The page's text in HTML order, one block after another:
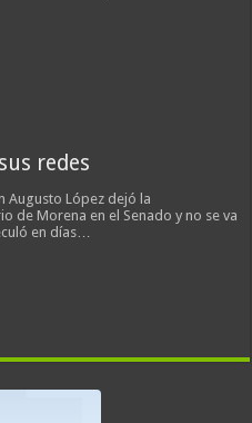
redes
Augusto López dejó la
de Morena en el Senado y no se va
en días…